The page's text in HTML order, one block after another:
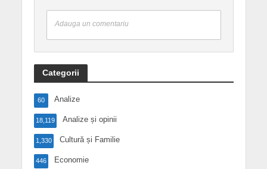
Adauga un comentariu
Categorii
Analize
60
Analize și opinii
18,119
Cultură și Familie
1,330
Economie
446